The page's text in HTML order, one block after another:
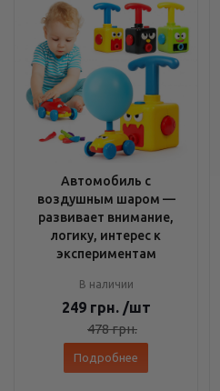
Автомобиль с
воздушным шаром —
развивает внимание,
логику, интерес к
экспериментам
В наличии
249 грн. /шт
478грн.
Подробнее